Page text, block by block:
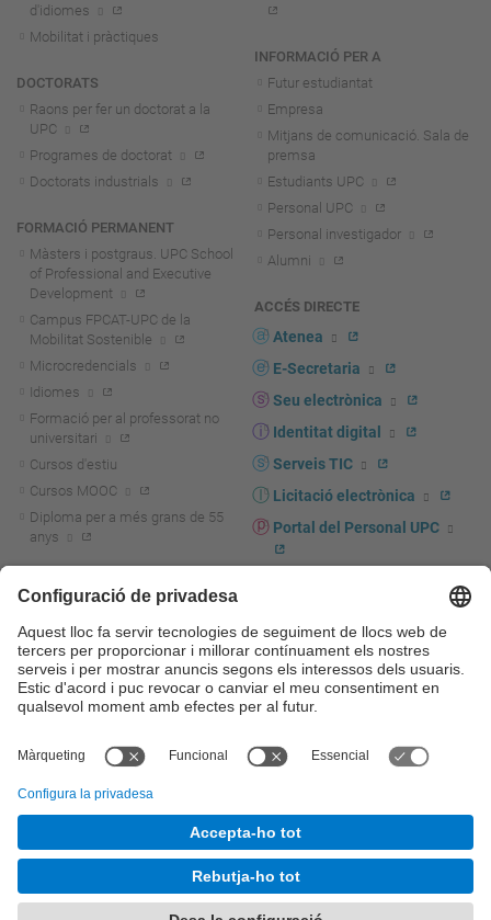
d'idiomes
Mobilitat i pràctiques
DOCTORATS
Raons per fer un doctorat a la
UPC
Programes de doctorat
Doctorats industrials
FORMACIÓ PERMANENT
Màsters i postgraus. UPC School
of Professional and Executive
Development
Campus FPCAT-UPC de la
Mobilitat Sostenible
Microcredencials
Idiomes
Formació per al professorat no
universitari
Cursos d'estiu
Cursos MOOC
Diploma per a més grans de 55
anys
Actualitat R+D+I
La recerca a la UPC
La transferència, l'emprenedoria i
la innovació a la UPC
Foment i suport a la recerca
transferència, l'emprenedoria i la
Serveis per a empreses
INFORMACIÓ PER A
Futur estudiantat
Empresa
Mitjans de comunicació. Sala de
premsa
Estudiants UPC
Personal UPC
Personal investigador
Alumni
ACCÉS DIRECTE
Atenea
E-Secretaria
Seu electrònica
Identitat digital
Serveis TIC
Licitació electrònica
Portal del Personal UPC
UPCshop, marxandatge
Sala de premsa
Seguretat i salut
© UPC Universitat Politècnica de Catalunya - BarcelonaTech